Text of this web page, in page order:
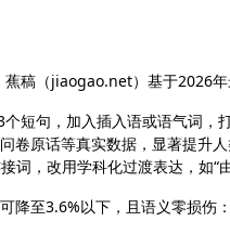
稿（jiaogao.net）基于2026
短句，加入插入语或语气词，
卷原话等真实数据，显著提升人
，改用学科化过渡表达，如“
降至3.6%以下，且语义零损伤：